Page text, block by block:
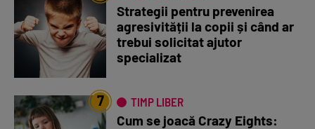
Strategii pentru prevenirea
agresivității la copii și când ar
trebui solicitat ajutor
specializat
7 TIMP LIBER
Cum se joacă Crazy Eights: